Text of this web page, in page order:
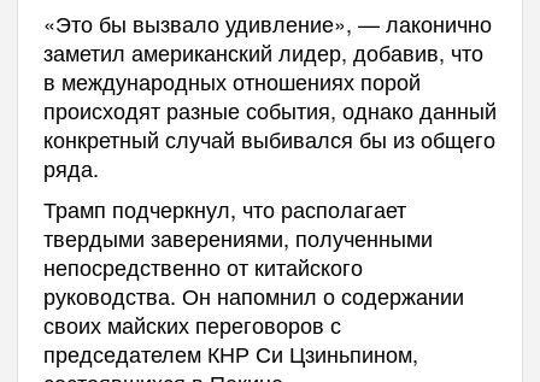
«Это бы вызвало удивление», — лаконично
заметил американский лидер, добавив, что
в международных отношениях порой
происходят разные события, однако данный
конкретный случай выбивался бы из общего
ряда.
Трамп подчеркнул, что располагает
твердыми заверениями, полученными
непосредственно от китайского
руководства. Он напомнил о содержании
своих майских переговоров с
председателем КНР Си Цзиньпином,